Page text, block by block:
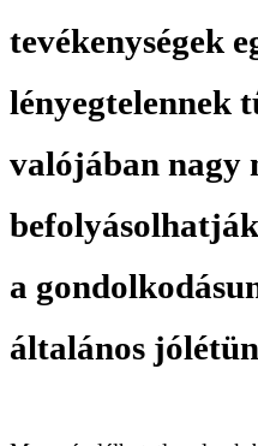
tevékenységek
lényegtelennek
valójában nagy
befolyásolhatják
a
általános